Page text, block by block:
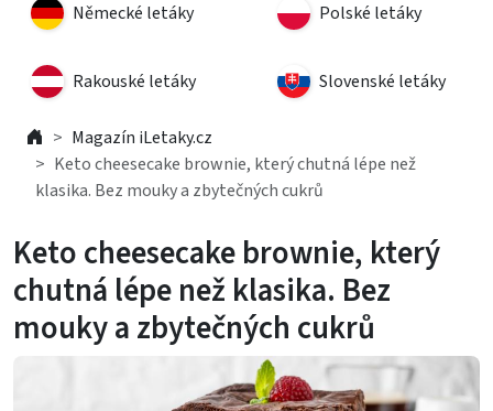
Německé letáky Polské letáky
Rakouské letáky Slovenské letáky
Magazín iLetaky.cz
Keto cheesecake brownie, který chutná lépe než
klasika. Bez mouky a zbytečných cukrů
Keto cheesecake brownie, který
chutná lépe než klasika. Bez
mouky a zbytečných cukrů